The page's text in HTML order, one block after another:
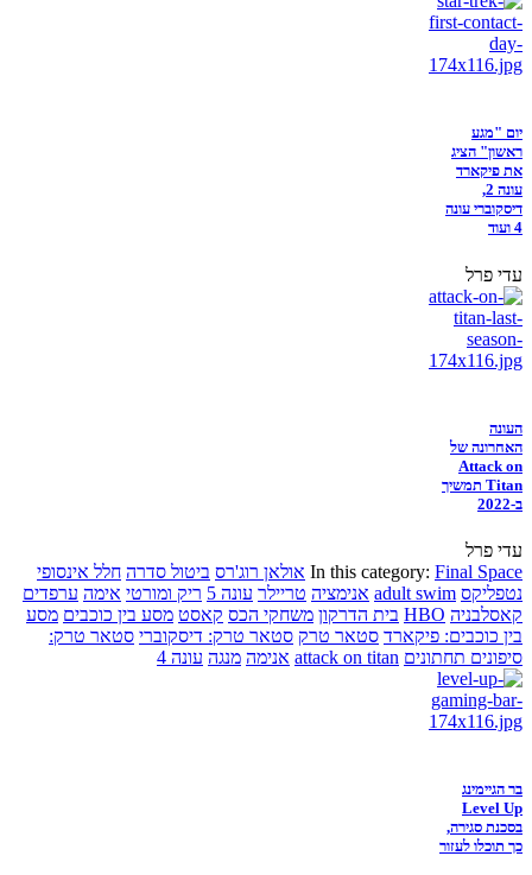
יום "מגע
ראשון" הציג
את פיקארד
עונה 2,
דיסקוברי עונה
4 ועוד
עדי פרל
העונה
האחרונה של
Attack on
Titan תמשיך
ב-2022
עדי פרל
In this category: Final Space אולאן רוג'רס ביטול סדרה חלל אינסופי
נטפליקס adult swim אנימציה טריילר עונה 5 ריק ומורטי אימה ערפדים
קאסלבניה HBO בית הדרקון משחקי הכס קאסט מסע בין כוכבים מסע
בין כוכבים: פיקארד סטאר טרק סטאר טרק: דיסקוברי סטאר טרק:
סיפונים תחתונים attack on titan אנימה מנגה עונה 4
בר הגיימינג
Level Up
בסכנת סגירה,
כך תוכלו לעזור